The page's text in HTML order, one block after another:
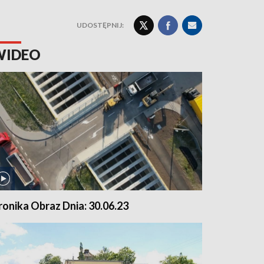
UDOSTĘPNIJ:
Obraz Dnia: 30.06.23